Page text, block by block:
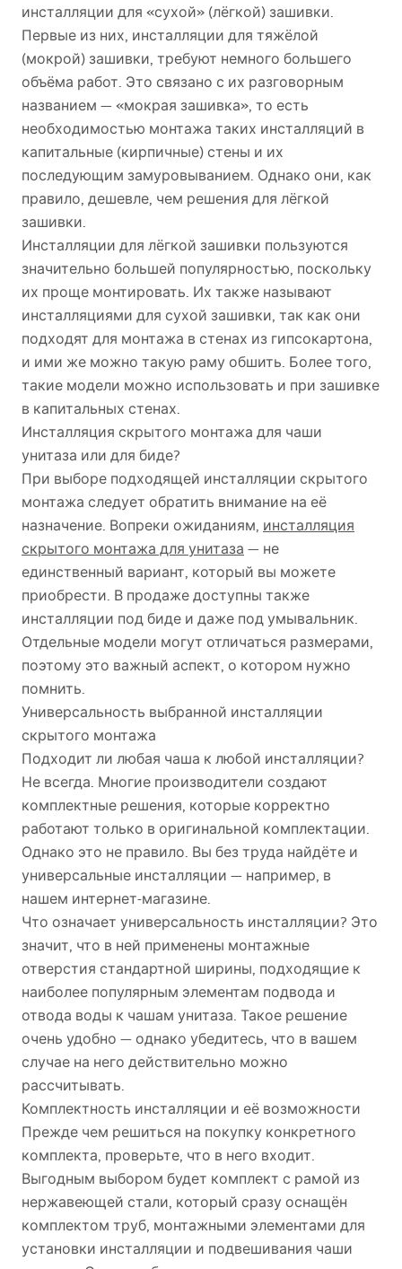
инсталляции для «сухой» (лёгкой) зашивки.
Первые из них, инсталляции для тяжёлой
(мокрой) зашивки, требуют немного большего
объёма работ. Это связано с их разговорным
названием — «мокрая зашивка», то есть
необходимостью монтажа таких инсталляций в
капитальные (кирпичные) стены и их
последующим замуровыванием. Однако они, как
правило, дешевле, чем решения для лёгкой
зашивки.
Инсталляции для лёгкой зашивки пользуются
значительно большей популярностью, поскольку
их проще монтировать. Их также называют
инсталляциями для сухой зашивки, так как они
подходят для монтажа в стенах из гипсокартона,
и ими же можно такую раму обшить. Более того,
такие модели можно использовать и при зашивке
в капитальных стенах.
Инсталляция скрытого монтажа для чаши
унитаза или для биде?
При выборе подходящей инсталляции скрытого
монтажа следует обратить внимание на её
назначение. Вопреки ожиданиям, инсталляция
скрытого монтажа для унитаза — не
единственный вариант, который вы можете
приобрести. В продаже доступны также
инсталляции под биде и даже под умывальник.
Отдельные модели могут отличаться размерами,
поэтому это важный аспект, о котором нужно
помнить.
Универсальность выбранной инсталляции
скрытого монтажа
Подходит ли любая чаша к любой инсталляции?
Не всегда. Многие производители создают
комплектные решения, которые корректно
работают только в оригинальной комплектации.
Однако это не правило. Вы без труда найдёте и
универсальные инсталляции — например, в
нашем интернет-магазине.
Что означает универсальность инсталляции? Это
значит, что в ней применены монтажные
отверстия стандартной ширины, подходящие к
наиболее популярным элементам подвода и
отвода воды к чашам унитаза. Такое решение
очень удобно — однако убедитесь, что в вашем
случае на него действительно можно
рассчитывать.
Комплектность инсталляции и её возможности
Прежде чем решиться на покупку конкретного
комплекта, проверьте, что в него входит.
Выгодным выбором будет комплект с рамой из
нержавеющей стали, который сразу оснащён
комплектом труб, монтажными элементами для
установки инсталляции и подвешивания чаши